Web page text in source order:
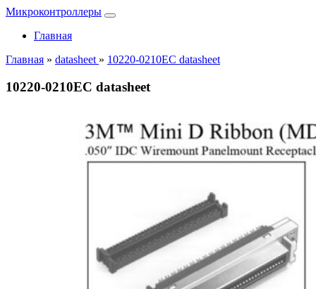
Микроконтроллеры
Главная
Главная » datasheet » 10220-0210EC datasheet
10220-0210EC datasheet